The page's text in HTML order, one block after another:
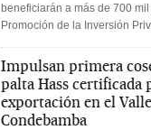
beneficiarán a más de 700
Promoción de la Inversión
Impulsan primera
palta Hass certificada
exportación en el
Condebamba